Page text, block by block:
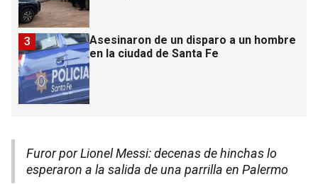
Asesinaron de un disparo a un hombre
en la ciudad de Santa Fe
3
Furor por Lionel Messi: decenas de hinchas lo
esperaron a la salida de una parrilla en Palermo